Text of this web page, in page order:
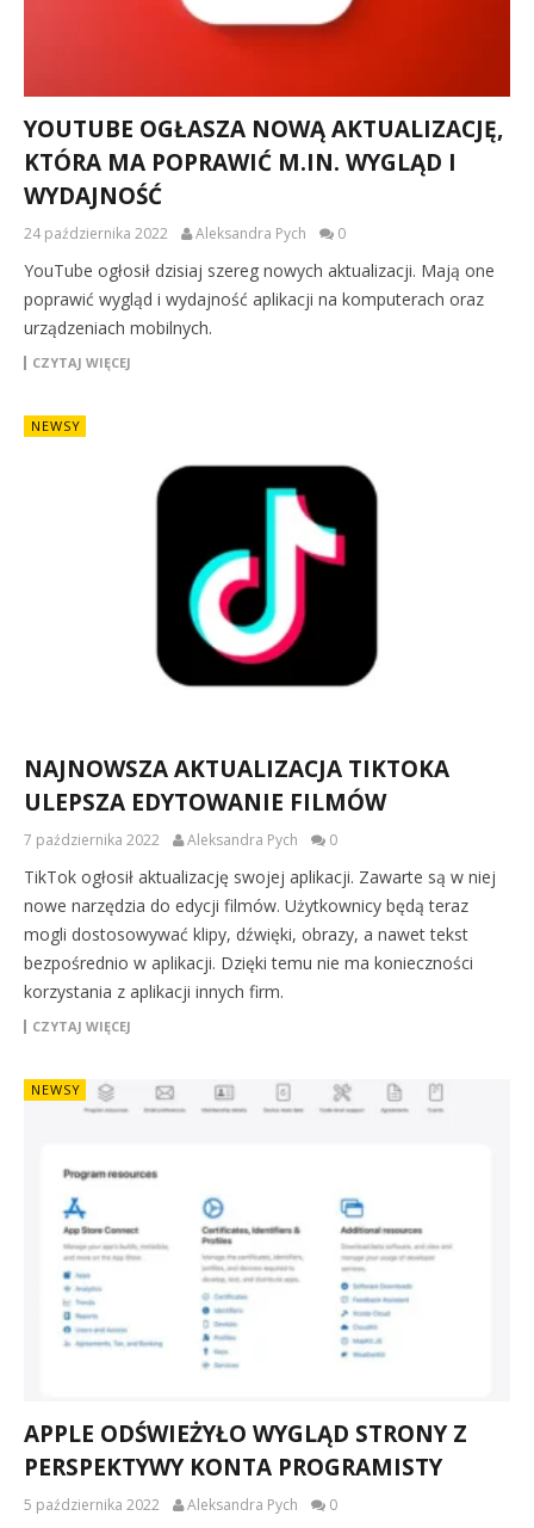
YOUTUBE OGŁASZA NOWĄ AKTUALIZACJĘ,
KTÓRA MA POPRAWIĆ M.IN. WYGLĄD I
WYDAJNOŚĆ
24 października 2022 Aleksandra Pych 0
YouTube ogłosił dzisiaj szereg nowych aktualizacji. Mają one
poprawić wygląd i wydajność aplikacji na komputerach oraz
urządzeniach mobilnych.
CZYTAJ WIĘCEJ
NEWSY
NAJNOWSZA AKTUALIZACJA TIKTOKA
ULEPSZA EDYTOWANIE FILMÓW
7 października 2022 Aleksandra Pych 0
TikTok ogłosił aktualizację swojej aplikacji. Zawarte są w niej
nowe narzędzia do edycji filmów. Użytkownicy będą teraz
mogli dostosowywać klipy, dźwięki, obrazy, a nawet tekst
bezpośrednio w aplikacji. Dzięki temu nie ma konieczności
korzystania z aplikacji innych firm.
CZYTAJ WIĘCEJ
NEWSY
APPLE ODŚWIEŻYŁO WYGLĄD STRONY Z
PERSPEKTYWY KONTA PROGRAMISTY
5 października 2022 Aleksandra Pych 0